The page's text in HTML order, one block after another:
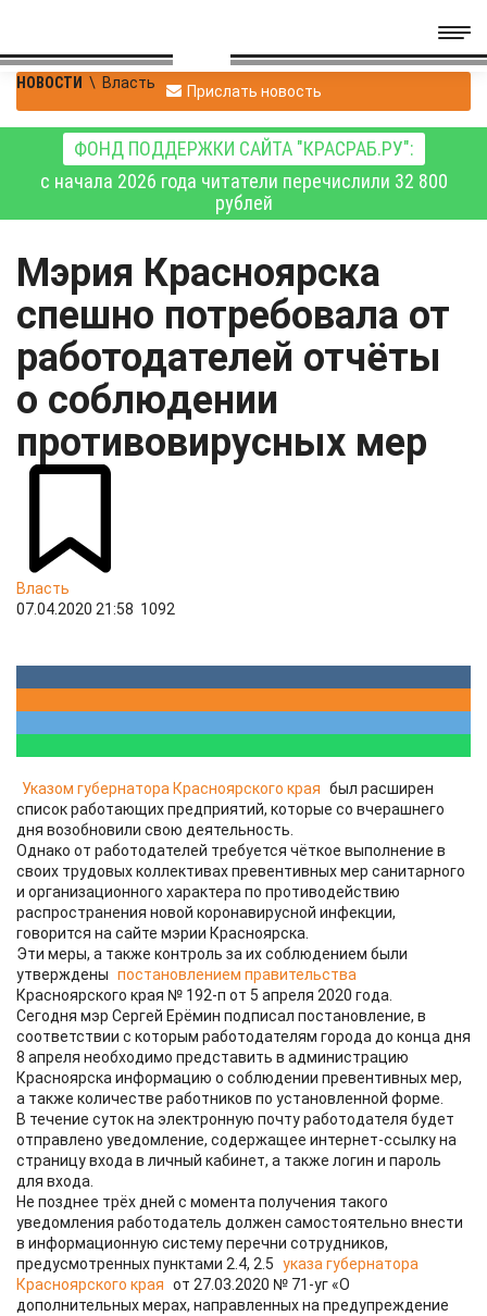
НОВОСТИ \ Власть Прислать новость
ФОНД ПОДДЕРЖКИ САЙТА "КРАСРАБ.РУ":
с начала 2026 года читатели перечислили 32 800
рублей
Мэрия Красноярска
спешно потребовала от
работодателей отчёты
о соблюдении
противовирусных мер
Власть
07.04.2020 21:58 1092
Указом губернатора Красноярского края был расширен
список работающих предприятий, которые со вчерашнего
дня возобновили свою деятельность.
Однако от работодателей требуется чёткое выполнение в
своих трудовых коллективах превентивных мер санитарного
и организационного характера по противодействию
распространения новой коронавирусной инфекции,
говорится на сайте мэрии Красноярска.
Эти меры, а также контроль за их соблюдением были
утверждены постановлением правительства
Красноярского края № 192-п от 5 апреля 2020 года.
Сегодня мэр Сергей Ерёмин подписал постановление, в
соответствии с которым работодателям города до конца дня
8 апреля необходимо представить в администрацию
Красноярска информацию о соблюдении превентивных мер,
а также количестве работников по установленной форме.
В течение суток на электронную почту работодателя будет
отправлено уведомление, содержащее интернет-ссылку на
страницу входа в личный кабинет, а также логин и пароль
для входа.
Не позднее трёх дней с момента получения такого
уведомления работодатель должен самостоятельно внести
в информационную систему перечни сотрудников,
предусмотренных пунктами 2.4, 2.5 указа губернатора
Красноярского края от 27.03.2020 № 71-уг «О
дополнительных мерах, направленных на предупреждение